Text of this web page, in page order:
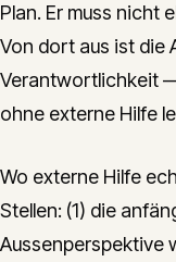
Plan. Er muss nicht
Von dort aus ist die
Verantwortlichkeit
ohne externe Hilfe
Wo externe Hilfe
Stellen: (1) die
Aussenperspektive